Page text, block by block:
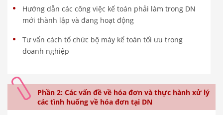
Hướng dẫn các công việc kế toán phải làm trong DN
mới thành lập và đang hoạt động
Tư vấn cách tổ chức bộ máy kế toán tối ưu trong
doanh nghiệp
Phần 2: Các vấn đề về hóa đơn và thực hành xử lý
các tình huống về hóa đơn tại DN